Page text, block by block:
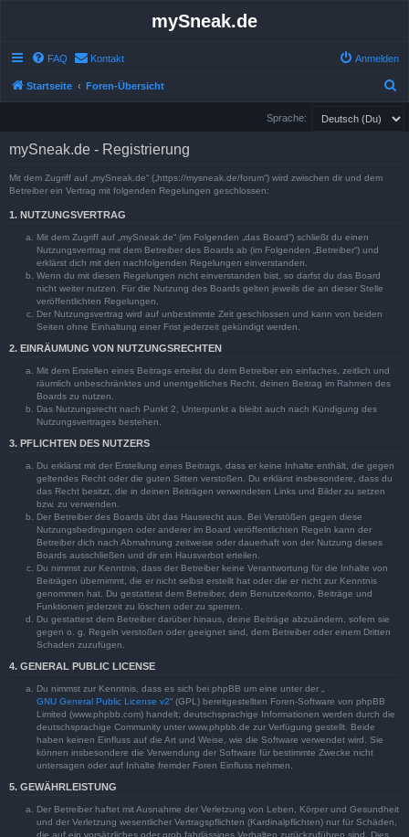
mySneak.de
FAQ Kontakt Anmelden
Startseite Foren-Übersicht
Sprache:
mySneak.de - Registrierung
Mit dem Zugriff auf „mySneak.de“ („https://mysneak.de/forum“) wird zwischen dir und dem
Betreiber ein Vertrag mit folgenden Regelungen geschlossen:
1. NUTZUNGSVERTRAG
Mit dem Zugriff auf „mySneak.de“ (im Folgenden „das Board“) schließt du einen
Nutzungsvertrag mit dem Betreiber des Boards ab (im Folgenden „Betreiber“) und
erklärst dich mit den nachfolgenden Regelungen einverstanden.
Wenn du mit diesen Regelungen nicht einverstanden bist, so darfst du das Board
nicht weiter nutzen. Für die Nutzung des Boards gelten jeweils die an dieser Stelle
veröffentlichten Regelungen.
Der Nutzungsvertrag wird auf unbestimmte Zeit geschlossen und kann von beiden
Seiten ohne Einhaltung einer Frist jederzeit gekündigt werden.
2. EINRÄUMUNG VON NUTZUNGSRECHTEN
Mit dem Erstellen eines Beitrags erteilst du dem Betreiber ein einfaches, zeitlich und
räumlich unbeschränktes und unentgeltliches Recht, deinen Beitrag im Rahmen des
Boards zu nutzen.
Das Nutzungsrecht nach Punkt 2, Unterpunkt a bleibt auch nach Kündigung des
Nutzungsvertrages bestehen.
3. PFLICHTEN DES NUTZERS
Du erklärst mit der Erstellung eines Beitrags, dass er keine Inhalte enthält, die gegen
geltendes Recht oder die guten Sitten verstoßen. Du erklärst insbesondere, dass du
das Recht besitzt, die in deinen Beiträgen verwendeten Links und Bilder zu setzen
bzw. zu verwenden.
Der Betreiber des Boards übt das Hausrecht aus. Bei Verstößen gegen diese
Nutzungsbedingungen oder anderer im Board veröffentlichten Regeln kann der
Betreiber dich nach Abmahnung zeitweise oder dauerhaft von der Nutzung dieses
Boards ausschließen und dir ein Hausverbot erteilen.
Du nimmst zur Kenntnis, dass der Betreiber keine Verantwortung für die Inhalte von
Beiträgen übernimmt, die er nicht selbst erstellt hat oder die er nicht zur Kenntnis
genommen hat. Du gestattest dem Betreiber, dein Benutzerkonto, Beiträge und
Funktionen jederzeit zu löschen oder zu sperren.
Du gestattest dem Betreiber darüber hinaus, deine Beiträge abzuändern, sofern sie
gegen o. g. Regeln verstoßen oder geeignet sind, dem Betreiber oder einem Dritten
Schaden zuzufügen.
4. GENERAL PUBLIC LICENSE
Du nimmst zur Kenntnis, dass es sich bei phpBB um eine unter der „
GNU General Public License v2“ (GPL) bereitgestellten Foren-Software von phpBB
Limited (www.phpbb.com) handelt; deutschsprachige Informationen werden durch die
deutschsprachige Community unter www.phpbb.de zur Verfügung gestellt. Beide
haben keinen Einfluss auf die Art und Weise, wie die Software verwendet wird. Sie
können insbesondere die Verwendung der Software für bestimmte Zwecke nicht
untersagen oder auf Inhalte fremder Foren Einfluss nehmen.
5. GEWÄHRLEISTUNG
Der Betreiber haftet mit Ausnahme der Verletzung von Leben, Körper und Gesundheit
und der Verletzung wesentlicher Vertragspflichten (Kardinalpflichten) nur für Schäden,
die auf ein vorsätzliches oder grob fahrlässiges Verhalten zurückzuführen sind. Dies